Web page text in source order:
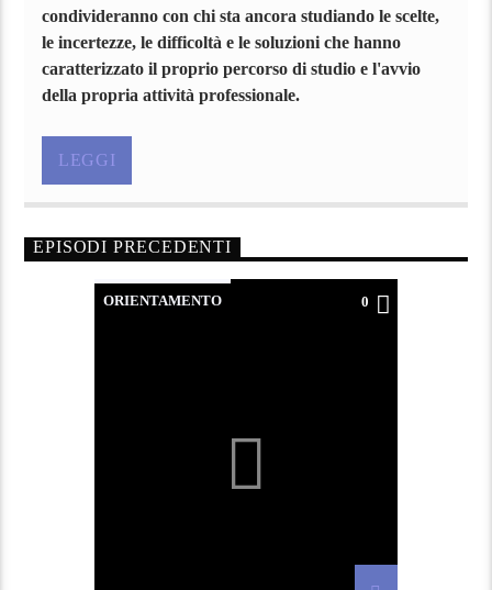
condivideranno con chi sta ancora studiando le scelte,
le incertezze, le difficoltà e le soluzioni che hanno
caratterizzato il proprio percorso di studio e l'avvio
della propria attività professionale.
LEGGI
EPISODI PRECEDENTI
ORIENTAMENTO 0